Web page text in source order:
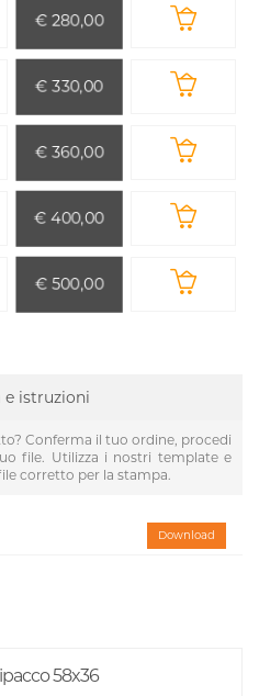
€ 280,00
€ 330,00
€ 360,00
€ 400,00
€ 500,00
e istruzioni
Conferma il tuo ordine, procedi
file. Utilizza i nostri template e
corretto per la stampa.
Download
58x36